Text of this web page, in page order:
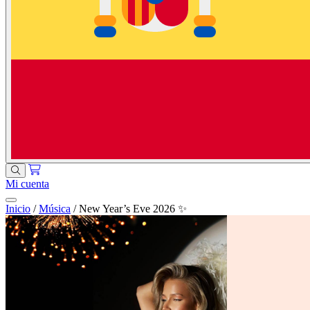
Mi cuenta
Inicio / Música / New Year’s Eve 2026 ✨